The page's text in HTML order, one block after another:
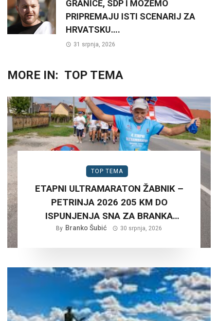
GRANICE, SDP I MOŽEMO
PRIPREMAJU ISTI SCENARIJ ZA
HRVATSKU….
31 srpnja, 2026
MORE IN: TOP TEMA
TOP TEMA
ETAPNI ULTRAMARATON ŽABNIK –
PETRINJA 2026 205 KM DO
ISPUNJENJA SNA ZA BRANKA
ŠUBIĆA…
By Branko Šubić 30 srpnja, 2026